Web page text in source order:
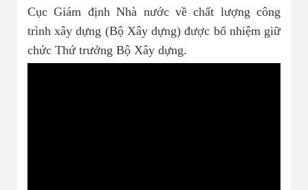
Cục Giám định Nhà nước về chất lượng công
trình xây dựng (Bộ Xây dựng) được bổ nhiệm giữ
chức Thứ trưởng Bộ Xây dựng.